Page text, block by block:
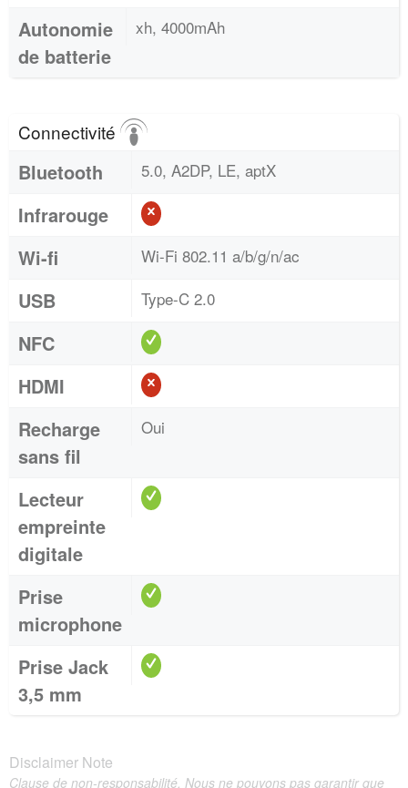
Autonomie
de batterie
xh, 4000mAh
Connectivité
Bluetooth 5.0, A2DP, LE, aptX
Infrarouge
Wi-fi
Wi-Fi 802.11 a/b/g/n/ac
USB Type-C 2.0
NFC
HDMI
Recharge
sans fil
Oui
Lecteur
empreinte
digitale
Prise
microphone
Prise Jack
3,5 mm
Disclaimer Note
Clause de non-responsabilité. Nous ne pouvons pas garantir que